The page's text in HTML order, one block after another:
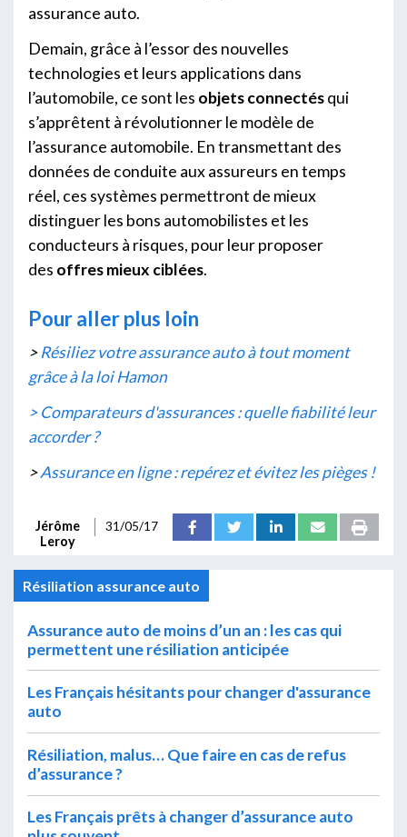
assurance auto.
Demain, grâce à l’essor des nouvelles
technologies et leurs applications dans
l’automobile, ce sont les objets connectésqui
s’apprêtent à révolutionner le modèle de
l’assurance automobile. En transmettant des
données de conduite aux assureurs en temps
réel, ces systèmes permettront de mieux
distinguer les bons automobilistes et les
conducteurs à risques, pour leur proposer
des offres mieux ciblées.
Pour aller plus loin
>Résiliez votre assurance auto à tout moment
grâce à la loi Hamon
> Comparateurs d'assurances : quelle fiabilité leur
accorder ?
>Assurance en ligne : repérez et évitez les pièges !
Jérôme
Leroy
31/05/17
Résiliation assurance auto
Assurance auto de moins d’un an : les cas qui
permettent une résiliation anticipée
Les Français hésitants pour changer d'assurance
auto
Résiliation, malus… Que faire en cas de refus
d’assurance ?
Les Français prêts à changer d’assurance auto